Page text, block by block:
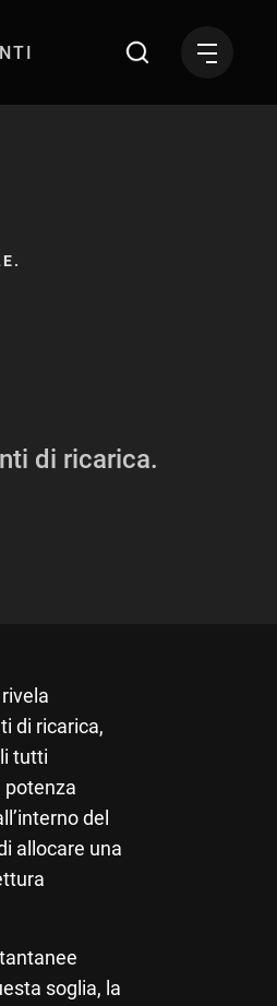
di ricarica.
di ricarica,
tutti
del
allocare una
soglia, la